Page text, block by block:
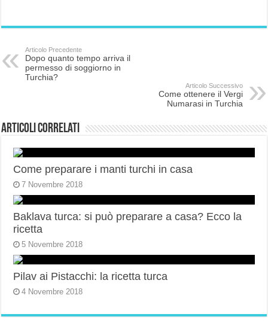
Articolo Precedente
Dopo quanto tempo arriva il
permesso di soggiorno in
Turchia?
Articolo Successivo
Come ottenere il Vergi
Numarasi in Turchia
Articoli correlati
Come preparare i manti turchi in casa
7 Novembre 2018
Baklava turca: si può preparare a casa? Ecco la
ricetta
5 Novembre 2018
Pilav ai Pistacchi: la ricetta turca
4 Novembre 2018